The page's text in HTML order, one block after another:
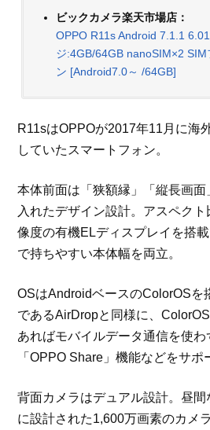
ビックカメラ楽天市場店：
OPPO R11s Android 7.1.1
ジ:4GB/64GB nanoSIM×2 SIM
ン [Android7.0～ /64GB]
R11sはOPPOが2017年11月に海
していたスマートフォン。
本体前面は「狭額縁」「縦長画面
入れたデザイン設計。アスペク
像度の有機ELディスプレイを搭
で持ちやすい本体幅を両立。
OSはAndroidベースのColorOSを
であるAirDropと同様に、
あればモバイルデータ通信を使
「OPPO Share」機能などをサポ
背面カメラはデュアル設計。昼
に設計された1,600万画素のカメ